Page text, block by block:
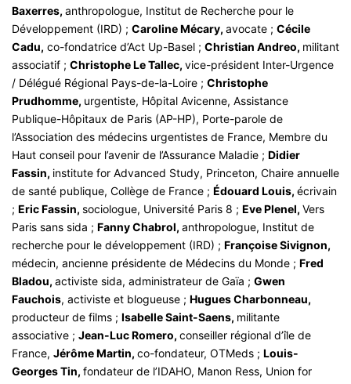
Baxerres, anthropologue, Institut de Recherche pour le
Développement (IRD) ; Caroline Mécary, avocate ; Cécile
Cadu, co-fondatrice d’Act Up-Basel ; Christian Andreo, militant
associatif ; Christophe Le Tallec, vice-président Inter-Urgence
/ Délégué Régional Pays-de-la-Loire ; Christophe
Prudhomme, urgentiste, Hôpital Avicenne, Assistance
Publique-Hôpitaux de Paris (AP-HP), Porte-parole de
l’Association des médecins urgentistes de France, Membre du
Haut conseil pour l’avenir de l’Assurance Maladie ; Didier
Fassin, institute for Advanced Study, Princeton, Chaire annuelle
de santé publique, Collège de France ; Édouard Louis, écrivain
; Eric Fassin, sociologue, Université Paris 8 ; Eve Plenel, Vers
Paris sans sida ; Fanny Chabrol, anthropologue, Institut de
recherche pour le développement (IRD) ; Françoise Sivignon,
médecin, ancienne présidente de Médecins du Monde ; Fred
Bladou, activiste sida, administrateur de Gaïa ; Gwen
Fauchois, activiste et blogueuse ; Hugues Charbonneau,
producteur de films ; Isabelle Saint-Saens, militante
associative ; Jean-Luc Romero, conseiller régional d’île de
France, Jérôme Martin, co-fondateur, OTMeds ; Louis-
Georges Tin, fondateur de l’IDAHO, Manon Ress, Union for